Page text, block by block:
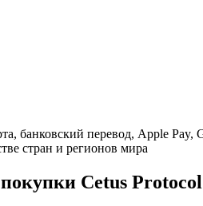
банковский перевод, Apple Pay,
стран и регионов мира
Cetus Protocol